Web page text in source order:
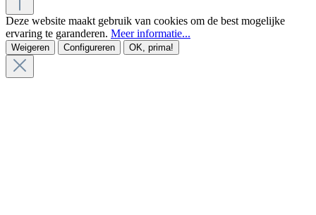
Deze website maakt gebruik van cookies om de best mogelijke
ervaring te garanderen. Meer informatie...
Weigeren Configureren OK, prima!